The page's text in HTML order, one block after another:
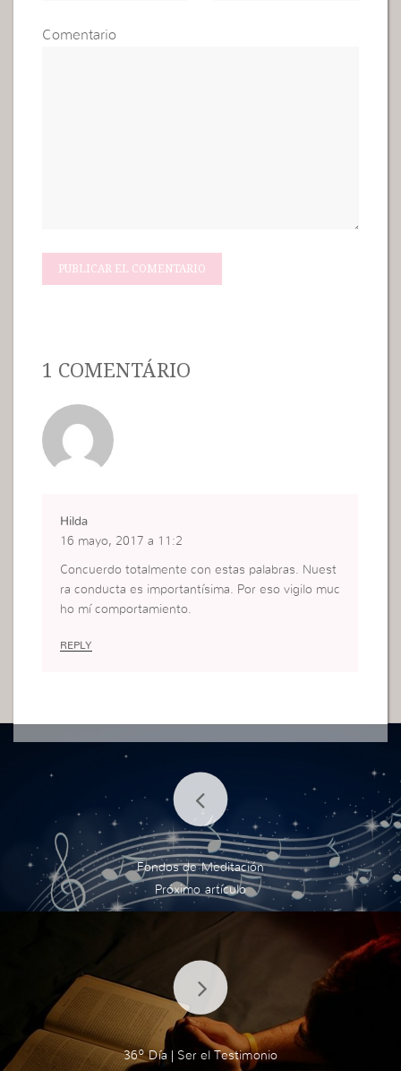
Comentario
1 COMENTÁRIO
Hilda
16 mayo, 2017 a 11:2
Concuerdo totalmente con estas palabras. Nuest
ra conducta es importantísima. Por eso vigilo muc
ho mí comportamiento.
REPLY
Fondos de Meditación
36º Día | Ser el Testimonio